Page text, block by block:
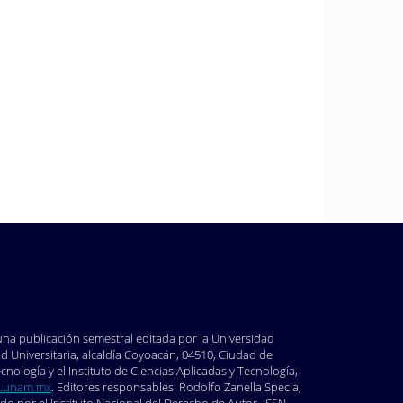
publicación semestral editada por la Universidad
alcaldía Coyoacán, 04510, Ciudad de
y el Instituto de Ciencias Aplicadas y Tecnología,
. Editores responsables: Rodolfo Zanella Specia,